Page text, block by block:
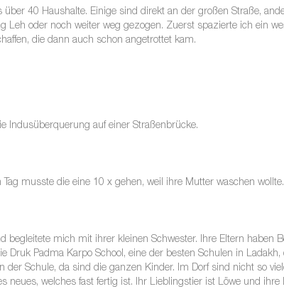
40 Haushalte. Einige sind direkt an der großen Straße,
Leh oder noch weiter weg gezogen. Zuerst spazierte ich ein
die dann auch schon angetrottet kam.
Indusüberquerung auf einer Straßenbrücke.
musste die eine 10 x gehen, weil ihre Mutter waschen wollte.
begleitete mich mit ihrer kleinen Schwester. Ihre Eltern haben
Druk Padma Karpo School, eine der besten Schulen in
Schule, da sind die ganzen Kinder. Im Dorf sind nicht so
neues, welches fast fertig ist. Ihr Lieblingstier ist Löwe und